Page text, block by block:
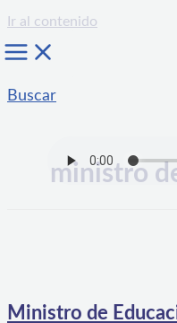
Ir al contenido
Buscar
ministro
Ministro de